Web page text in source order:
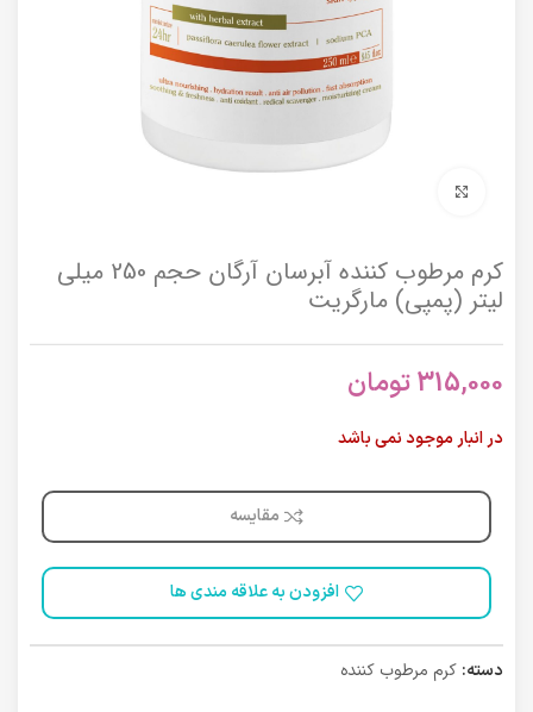
کرم مرطوب کننده آبرسان آرگان حجم 250 میلی
لیتر (پمپی) مارگریت
315,000تومان
در انبار موجود نمی باشد
مقایسه
افزودن به علاقه مندی ها
دسته: کرم مرطوب کننده